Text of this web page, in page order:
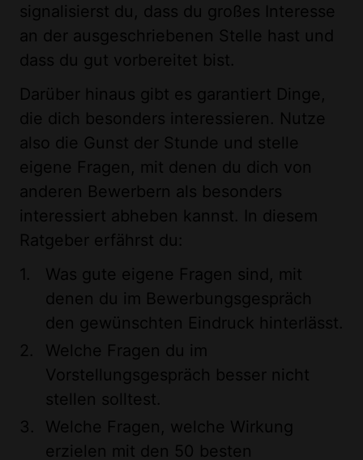
signalisierst du, dass du großes Interesse
an der ausgeschriebenen Stelle hast und
dass du gut vorbereitet bist.
Darüber hinaus gibt es garantiert Dinge,
die dich besonders interessieren. Nutze
also die Gunst der Stunde und stelle
eigene Fragen, mit denen du dich von
anderen Bewerbern als besonders
interessiert abheben kannst. In diesem
Ratgeber erfährst du:
Was gute eigene Fragen sind, mit
denen du im Bewerbungsgespräch
den gewünschten Eindruck hinterlässt.
Welche Fragen du im
Vorstellungsgespräch besser nicht
stellen solltest.
Welche Fragen, welche Wirkung
erzielen mit den 50 besten